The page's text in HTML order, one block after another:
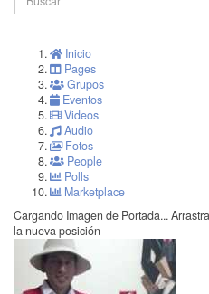
Inicio
Pages
Grupos
Eventos
Videos
Audio
Fotos
People
Polls
Marketplace
Cargando Imagen de Portada...
la nueva posición